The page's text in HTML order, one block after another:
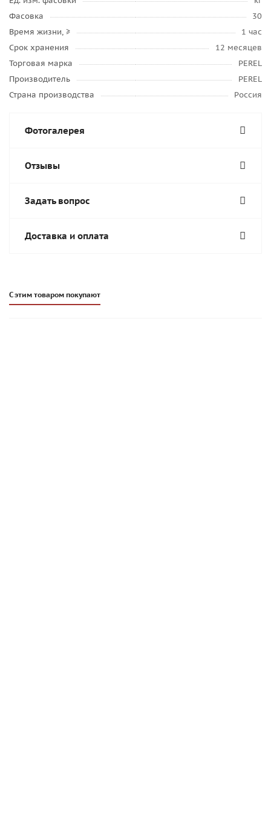
Фасовка
30
Время жизни, ≥
1 час
Срок хранения
12 месяцев
Торговая марка
PEREL
Производитель
PEREL
Страна производства
Россия
Фотогалерея
Отзывы
Задать вопрос
Доставка и оплата
С этим товаром покупают